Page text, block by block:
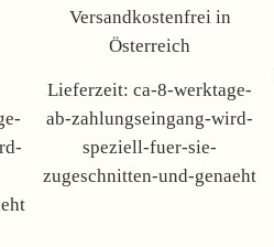
Versandkostenfrei in
Österreich
Lieferzeit:ca-8-werktage-
ab-zahlungseingang-wird-
speziell-fuer-sie-
zugeschnitten-und-genaeht